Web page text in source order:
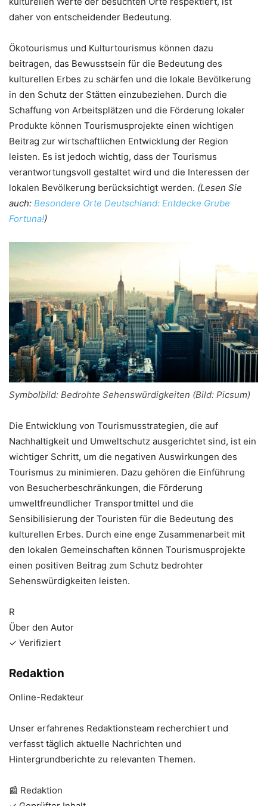
daher von entscheidender Bedeutung.
Ökotourismus und Kulturtourismus können dazu
beitragen, das Bewusstsein für die Bedeutung des
kulturellen Erbes zu schärfen und die lokale Bevölkerung
in den Schutz der Stätten einzubeziehen. Durch die
Schaffung von Arbeitsplätzen und die Förderung lokaler
Produkte können Tourismusprojekte einen wichtigen
Beitrag zur wirtschaftlichen Entwicklung der Region
leisten. Es ist jedoch wichtig, dass der Tourismus
verantwortungsvoll gestaltet wird und die Interessen der
lokalen Bevölkerung berücksichtigt werden. (Lesen Sie
auch: Besondere Orte Deutschland: Entdecke Grube
Fortuna!)
Symbolbild: Bedrohte Sehenswürdigkeiten (Bild: Picsum)
Die Entwicklung von Tourismusstrategien, die auf
Nachhaltigkeit und Umweltschutz ausgerichtet sind, ist ein
wichtiger Schritt, um die negativen Auswirkungen des
Tourismus zu minimieren. Dazu gehören die Einführung
von Besucherbeschränkungen, die Förderung
umweltfreundlicher Transportmittel und die
Sensibilisierung der Touristen für die Bedeutung des
kulturellen Erbes. Durch eine enge Zusammenarbeit mit
den lokalen Gemeinschaften können Tourismusprojekte
einen positiven Beitrag zum Schutz bedrohter
Sehenswürdigkeiten leisten.
R
Über den Autor
✓ Verifiziert
Redaktion
Online-Redakteur
Unser erfahrenes Redaktionsteam recherchiert und
verfasst täglich aktuelle Nachrichten und
Hintergrundberichte zu relevanten Themen.
📰 Redaktion